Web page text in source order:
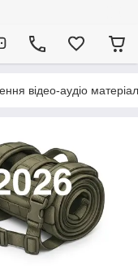
відео-аудіо